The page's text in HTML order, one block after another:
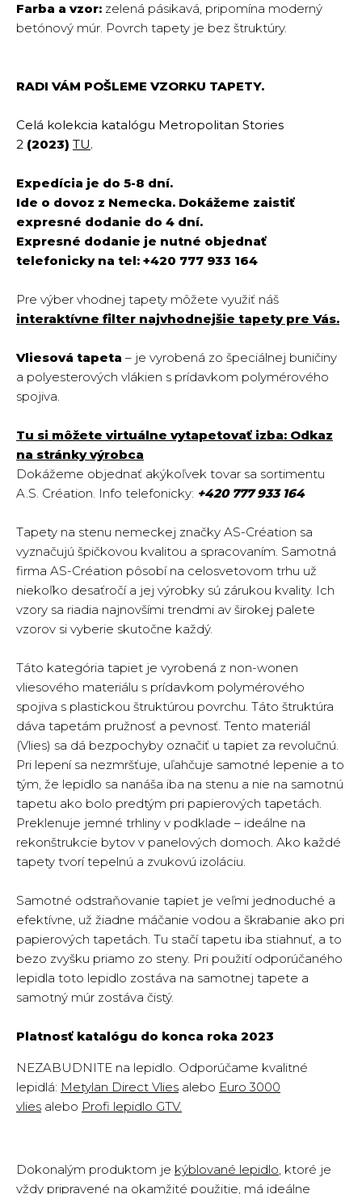
Farba a vzor: zelená pásikavá, pripomína moderný
betónový múr. Povrch tapety je bez štruktúry.
RADI VÁM POŠLEME VZORKU TAPETY.
Celá kolekcia katalógu Metropolitan Stories
2 (2023) TU.
Expedícia je do 5-8 dní.
Ide o dovoz z Nemecka. Dokážeme zaistiť
expresné dodanie do 4 dní.
Expresné dodanie je nutné objednať
telefonicky na tel: +420 777 933 164
Pre výber vhodnej tapety môžete využiť náš
interaktívne filter najvhodnejšie tapety pre Vás.
Vliesová tapeta – je vyrobená zo špeciálnej buničiny
a polyesterových vlákien s prídavkom polymérového
spojiva.
Tu si môžete virtuálne vytapetovať izba: Odkaz
na stránky výrobca
Dokážeme objednať akýkoľvek tovar sa sortimentu
A.S. Création. Info telefonicky: +420 777 933 164
Tapety na stenu nemeckej značky AS-Création sa
vyznačujú špičkovou kvalitou a spracovaním. Samotná
firma AS-Création pôsobí na celosvetovom trhu už
niekoľko desaťročí a jej výrobky sú zárukou kvality. Ich
vzory sa riadia najnovšími trendmi av širokej palete
vzorov si vyberie skutočne každý.
Táto kategória tapiet je vyrobená z non-wonen
vliesového materiálu s prídavkom polymérového
spojiva s plastickou štruktúrou povrchu. Táto štruktúra
dáva tapetám pružnosť a pevnosť. Tento materiál
(Vlies) sa dá bezpochyby označiť u tapiet za revolučnú.
Pri lepení sa nezmršťuje, uľahčuje samotné lepenie a to
tým, že lepidlo sa nanáša iba na stenu a nie na samotnú
tapetu ako bolo predtým pri papierových tapetách.
Preklenuje jemné trhliny v podklade – ideálne na
rekonštrukcie bytov v panelových domoch. Ako každé
tapety tvorí tepelnú a zvukovú izoláciu.
Samotné odstraňovanie tapiet je veľmi jednoduché a
efektívne, už žiadne máčanie vodou a škrabanie ako pri
papierových tapetách. Tu stačí tapetu iba stiahnuť, a to
bezo zvyšku priamo zo steny. Pri použití odporúčaného
lepidla toto lepidlo zostáva na samotnej tapete a
samotný múr zostáva čistý.
Platnosť katalógu do konca roka 2023
NEZABUDNITE na lepidlo. Odporúčame kvalitné
lepidlá: Metylan Direct Vlies alebo Euro 3000
vlies alebo Profi lepidlo GTV.
Dokonalým produktom je kýblované lepidlo, ktoré je
vždy pripravené na okamžité použitie, má ideálne